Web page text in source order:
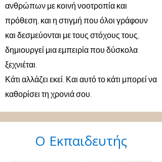
ανθρώπων με κοινή νοοτροπία και
πρόθεση, και η στιγμή που όλοι γράφουν
και δεσμεύονται με τους στόχους τους,
δημιουργεί μια εμπειρία που δύσκολα
ξεχνιέται.
Κάτι αλλάζει εκεί. Και αυτό το κάτι μπορεί να
καθορίσει τη χρονιά σου.
Ο Εκπαιδευτής